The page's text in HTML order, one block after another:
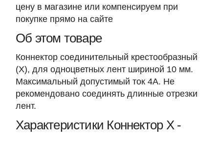
цену в магазине или компенсируем при
покупке прямо на сайте
Об этом товаре
Коннектор соединительный крестообразный
(Х), для одноцветных лент шириной 10 мм.
Максимальный допустимый ток 4А. Не
рекомендовано соединять длинные отрезки
лент.
Характеристики Коннектор Х -